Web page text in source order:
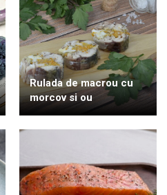
Rulada de macrou cu
morcov si ou